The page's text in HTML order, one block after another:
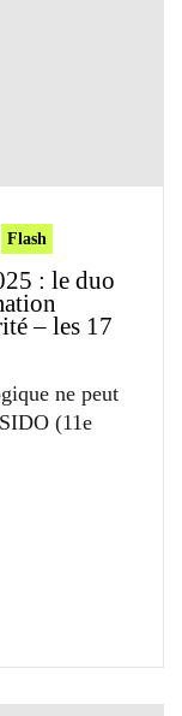
Flash
: le duo
– les 17
ne peut
(11e